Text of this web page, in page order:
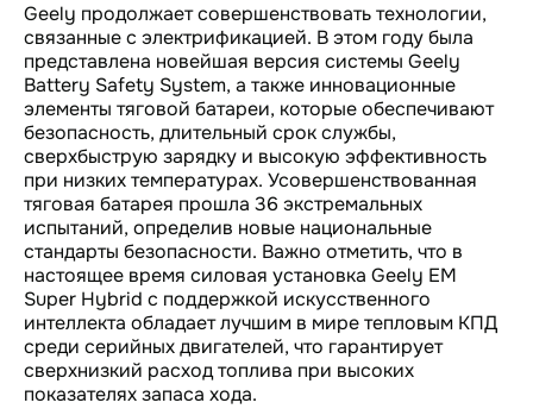
Geely продолжает совершенствовать технологии,
связанные с электрификацией. В этом году была
представлена новейшая версия системы Geely
Battery Safety System, а также инновационные
элементы тяговой батареи, которые обеспечивают
безопасность, длительный срок службы,
сверхбыструю зарядку и высокую эффективность
при низких температурах. Усовершенствованная
тяговая батарея прошла 36 экстремальных
испытаний, определив новые национальные
стандарты безопасности. Важно отметить, что в
настоящее время силовая установка Geely EM
Super Hybrid с поддержкой искусственного
интеллекта обладает лучшим в мире тепловым КПД
среди серийных двигателей, что гарантирует
сверхнизкий расход топлива при высоких
показателях запаса хода.